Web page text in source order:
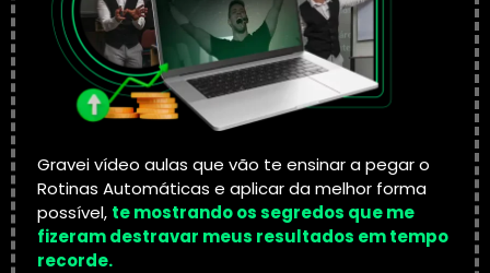
Gravei vídeo aulas que vão te ensinar a pegar o
Rotinas Automáticas e aplicar da melhor forma
possível, te mostrando os segredos que me
fizeram destravar meus resultados em tempo
recorde.